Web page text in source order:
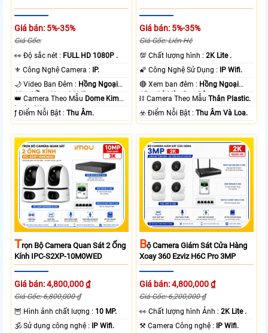
Giá bán: 5%-35%
Giá Gốc:
️👀 Độ sắc nét : FULL HD 1080P .
⚜️ Công Nghệ Camera : IP.
🌙 Video Ban Đêm : Hồng Ngoại
10m Hồng Ngoại SMD.
👑 Camera Theo Mẫu Dome Kim
loại + Nhựa.
️ƒ Điểm Nỗi Bật :Thu Âm.
Giá bán: 5%-35%
Giá Gốc: Liên Hệ
💯 Chất lượng hình :2K Lite .
🌠 Công Nghệ Sử Dụng : IP Wifi.
🔴 Xem ban đêm : Hồng Ngoại
15m Có Màu Ban Ðêm.
⛓ Camera Theo MẫuThân Plastic.
️☣️ Điểm Nỗi Bật :Thu Âm Và Loa.
TRọn Bộ Camera Quan Sát 2 Ống
Kính IPC-S2XP-10M0WED
Giá bán: 4,800,000 ₫
Giá Gốc: 6,800,000 ₫
🦉 Hình ảnh chất lượng : 10 MP.
🕉️ Sử dụng công nghệ :
IP Wifi.
BỘ Camera Giám Sát Cửa Hàng
Xoay 360 Ezviz H6C Pro 3MP
Giá bán: 4,800,000 ₫
Giá Gốc: 6,200,000 ₫
️👀 Chất lượng hình Ảnh :2K Lite .
⚒ Camera Công nghệ :
IP Wifi.